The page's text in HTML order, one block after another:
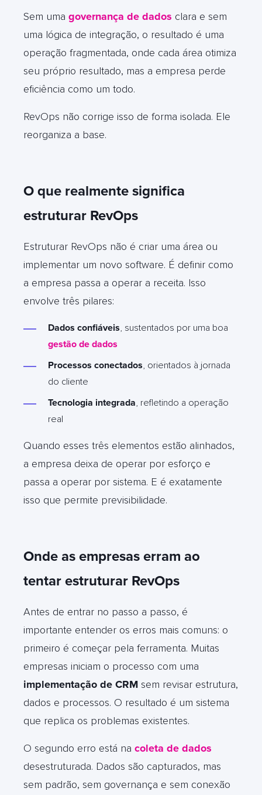
Sem uma governança de dados clara e sem
uma lógica de integração, o resultado é uma
operação fragmentada, onde cada área otimiza
seu próprio resultado, mas a empresa perde
eficiência como um todo.
RevOps não corrige isso de forma isolada. Ele
reorganiza a base.
O que realmente significa
estruturar RevOps
Estruturar RevOps não é criar uma área ou
implementar um novo software. É definir como
a empresa passa a operar a receita. Isso
envolve três pilares:
Dados confiáveis, sustentados por uma boa
gestão de dados
Processos conectados, orientados à jornada
do cliente
Tecnologia integrada, refletindo a operação
real
Quando esses três elementos estão alinhados,
a empresa deixa de operar por esforço e
passa a operar por sistema. E é exatamente
isso que permite previsibilidade.
Onde as empresas erram ao
tentar estruturar RevOps
Antes de entrar no passo a passo, é
importante entender os erros mais comuns: o
primeiro é começar pela ferramenta. Muitas
empresas iniciam o processo com uma
implementação de CRM sem revisar estrutura,
dados e processos. O resultado é um sistema
que replica os problemas existentes.
O segundo erro está na coleta de dados
desestruturada. Dados são capturados, mas
sem padrão, sem governança e sem conexão